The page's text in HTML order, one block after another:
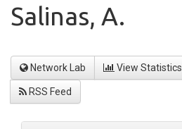
Salinas, A.
Network Lab View Statistics
RSS Feed